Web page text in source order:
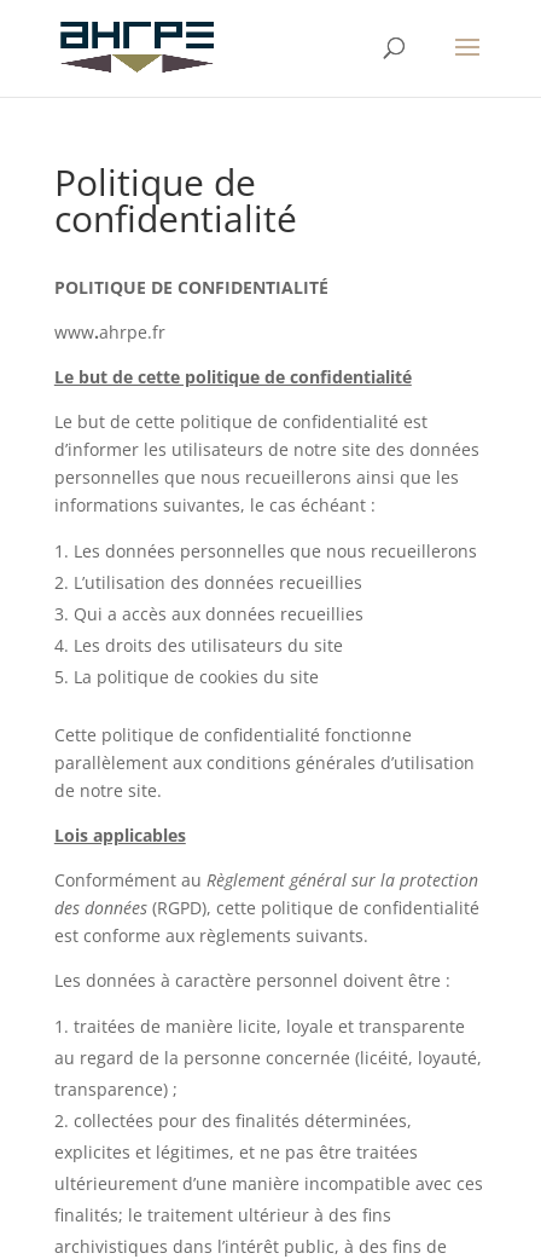
Politique de
confidentialité
POLITIQUE DE CONFIDENTIALITÉ
www.ahrpe.fr
Le but de cette politique de confidentialité
Le but de cette politique de confidentialité est
d’informer les utilisateurs de notre site des données
personnelles que nous recueillerons ainsi que les
informations suivantes, le cas échéant :
Les données personnelles que nous recueillerons
L’utilisation des données recueillies
Qui a accès aux données recueillies
Les droits des utilisateurs du site
La politique de cookies du site
Cette politique de confidentialité fonctionne
parallèlement aux conditions générales d’utilisation
de notre site.
Lois applicables
Conformément au Règlement général sur la protection
des données(RGPD), cette politique de confidentialité
est conforme aux règlements suivants.
Les données à caractère personnel doivent être :
traitées de manière licite, loyale et transparente
au regard de la personne concernée (licéité, loyauté,
transparence) ;
collectées pour des finalités déterminées,
explicites et légitimes, et ne pas être traitées
ultérieurement d’une manière incompatible avec ces
finalités; le traitement ultérieur à des fins
archivistiques dans l’intérêt public, à des fins de